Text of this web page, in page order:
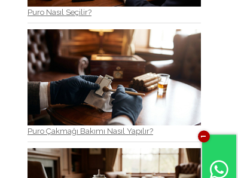
Puro Nasıl Seçilir?
Puro Çakmağı Bakımı Nasıl Yapılır?
1